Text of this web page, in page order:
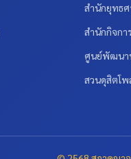
สำนักยุทธ
สำนักกิจกา
ศูนย์พัฒน
สวนดุสิตโพ